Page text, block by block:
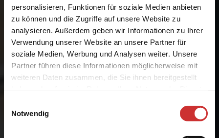
personalisieren, Funktionen für soziale Medien anbieten
zu können und die Zugriffe auf unsere Website zu
analysieren. Außerdem geben wir Informationen zu Ihrer
Verwendung unserer Website an unsere Partner für
soziale Medien, Werbung und Analysen weiter. Unsere
Partner führen diese Informationen möglicherweise mit
weiteren Daten zusammen, die Sie ihnen bereitgestellt
Notwendig